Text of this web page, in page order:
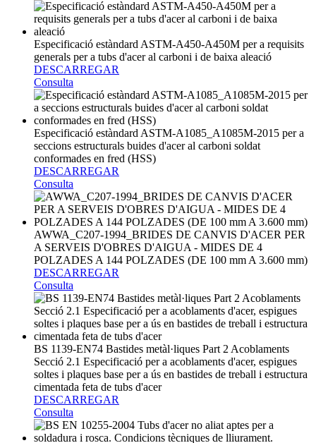
Especificació estàndard ASTM-A450-A450M per a requisits
generals per a tubs d'acer al carboni i de baixa aleació
DESCARREGAR
Consulta
Especificació estàndard ASTM-A1085_A1085M-2015 per a
seccions estructurals buides d'acer al carboni soldat
conformades en fred (HSS)
DESCARREGAR
Consulta
AWWA_C207-1994_BRIDES DE CANVIS D'ACER PER
A SERVEIS D'OBRES D'AIGUA - MIDES DE 4
POLZADES A 144 POLZADES (DE 100 mm A 3.600 mm)
DESCARREGAR
Consulta
BS 1139-EN74 Bastides metàl·liques Part 2 Acoblaments
Secció 2.1 Especificació per a acoblaments d'acer, espigues
soltes i plaques base per a ús en bastides de treball i estructura
cimentada feta de tubs d'acer
DESCARREGAR
Consulta